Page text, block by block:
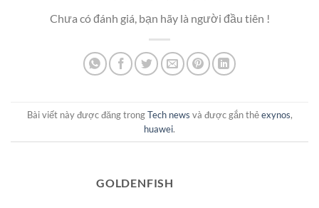
Chưa có đánh giá, bạn hãy là người đầu tiên !
Bài viết này được đăng trongTech news và được gắn thẻexynos,
huawei.
GOLDENFISH